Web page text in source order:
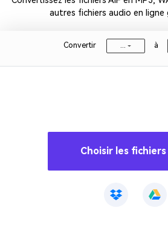
autres fichiers audio en
Convertir à
Choisir les fichiers